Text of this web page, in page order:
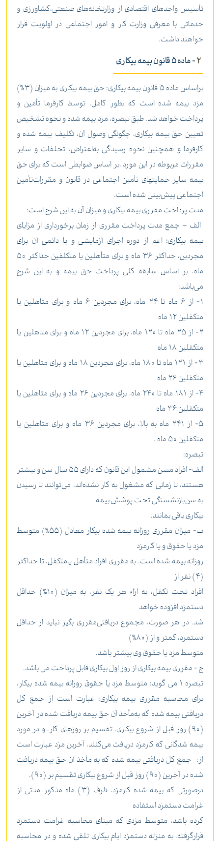
تأسیس واحدهای اقتصادی از وزارتخانه‌های صنعتی،‌کشاورزی و
خدماتی با معرفی وزارت کار و امور اجتماعی در اولویت قرار
خواهند داشت.
2- ماده 5 قانون بیمه بیکاری
‌براساس ماده 5 قانون بیمه بیکاری: حق بیمه بیکاری به میزان (3%)
مزد بیمه شده است که بطور کامل، توسط کارفرما تأمین و
پرداخت خواهد شد. طبق تبصره، مزد بیمه شده و نحوه تشخیص
تعیین حق بیمه بیکاری، چگونگی وصول آن، تکلیف بیمه شده و
کارفرما و همچنین نحوه رسیدگی به‌اعتراض، تخلفات و سایر
مقررات مربوطه در این مورد ،بر اساس ضوابطی است که برای حق
بیمه سایر حمایتهای تأمین اجتماعی در قانون و مقررات‌تأمین
اجتماعی پیش‌بینی شده است.
مدت پرداخت مقرری بیمه بیکاری و میزان آن به این شرح است:
الف – جمع مدت پرداخت مقرری از زمان برخورداری از مزایای
بیمه بیکاری؛ اعم از دوره اجرای آزمایشی و یا دائمی آن برای
مجردین، حداکثر 36 ماه و برای متأهلین یا متکلفین حداکثر 50
ماه، بر اساس سابقه کلی پرداخت حق بیمه و به این شرح
می‌باشد:
1- از 6 ماه تا 24 ماه، برای مجردین 6 ماه و برای متاهلین یا
متکفلین 12 ماه
2- از 25 ماه تا 120 ماه، برای مجردین 12 ماه و برای متاهلین یا
متکفلین 18 ماه
3- از 121 ماه تا 180 ماه، برای مجردین 18 ماه و برای متاهلین یا
متکفلین 26 ماه
4- از 181 ماه تا 240 ماه، برای مجردین 26 ماه و برای متاهلین یا
متکفلین 36 ماه
5- از 241 ماه به بالا، برای مجردین 36 ماه و برای متاهلین یا
متکفلین 50 ماه .
‌تبصره:
الف- افراد مسن مشمول این قانون که دارای 55 سال سن و بیشتر
هستند، تا زمانی که مشغول به کار نشده‌اند، می‌توانند تا رسیدن
به سن‌بازنشستگی تحت پوشش بیمه
بیکاری باقی بمانند.
ب- میزان مقرری روزانه بیمه شده بیکار معادل (55%) متوسط
مزد یا حقوق و یا کارمزد
روزانه بیمه شده است. به مقرری افراد متأهل یا‌متکفل، تا حداکثر
(4) نفر از
افراد تحت تکفل، به ازاء هر یک نفر، به میزان (10%) حداقل
دستمزد افزوده خواهد
شد. در هر صورت، مجموع دریافتی‌مقرری ‌بگیر نباید از حداقل
دستمزد، کمتر و از (80%)
متوسط مزد یا حقوق وی بیشتر باشد.
ج - مقرری بیمه بیکاری از روز اول بیکاری قابل پرداخت می باشد.
‌تبصره 1 می گوید: متوسط مزد یا حقوق روزانه بیمه شده بیکار،
برای محاسبه مقرری بیمه بیکاری؛ عبارت است از جمع کل
دریافتی بیمه شده که به‌مأخذ آن حق بیمه دریافت شده در آخرین
(90) روز قبل از شروع بیکاری، تقسیم بر روزهای کار، و در مورد
بیمه شدگانی که کارمزد دریافت می‌کنند، ‌آخرین مزد عبارت است
از: جمع کل دریافتی بیمه شده که به مأخذ آن حق بیمه دریافت
شده در آخرین (90) روز قبل از شروع بیکاری تقسیم بر (90).
در‌صورتی که بیمه شده کارمزد، ظرف (3) ماه مذکور مدتی از
غرامت دستمزد استفاده
کرده باشد، متوسط مزدی که مبنای محاسبه غرامت دستمزد
قرار‌گرفته، به منزله دستمزد ایام بیکاری تلقی شده و در محاسبه